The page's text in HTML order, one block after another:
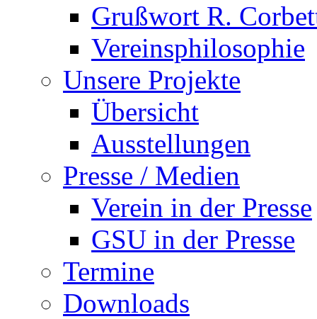
Grußwort R.
Vereinsphilosophie
Unsere Projekte
Übersicht
Ausstellungen
Presse / Medien
Verein in der Presse
GSU in der Presse
Termine
Downloads